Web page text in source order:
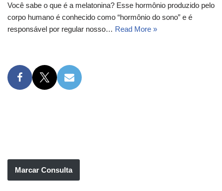
Você sabe o que é a melatonina? Esse hormônio produzido pelo
corpo humano é conhecido como “hormônio do sono” e é
responsável por regular nosso… Read More »
Marcar Consulta